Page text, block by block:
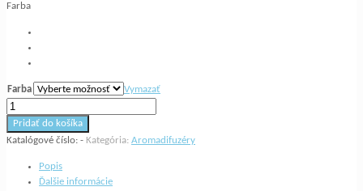
Farba
Farba
Vymazať
množstvo
Aromadifuzér
Airbi
Pridať do košíka
Katalógové číslo: - Kategória: Aromadifuzéry
Popis
Ďalšie informácie